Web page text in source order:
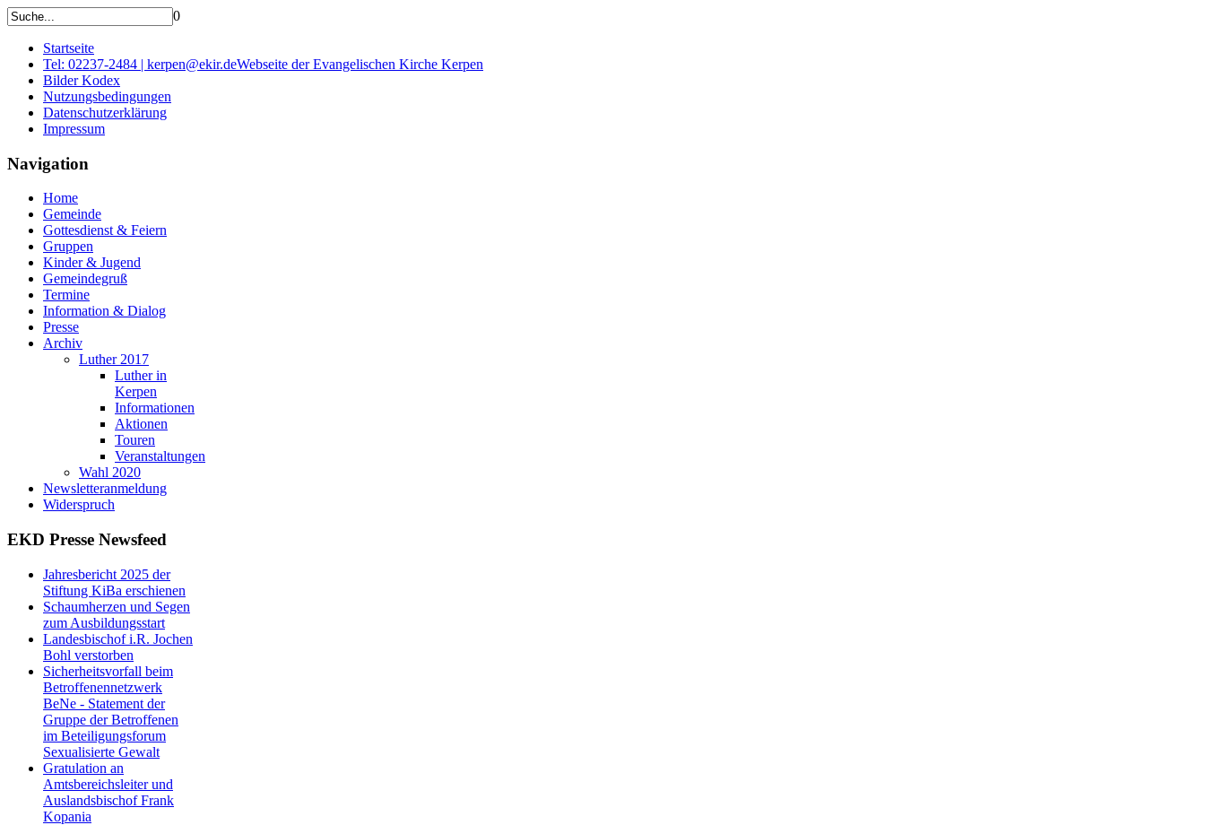
0
Startseite
Tel: 02237-2484 | kerpen@ekir.deWebseite der Evangelischen Kirche Kerpen
Bilder Kodex
Nutzungsbedingungen
Datenschutzerklärung
Impressum
Navigation
Home
Gemeinde
Gottesdienst & Feiern
Gruppen
Kinder & Jugend
Gemeindegruß
Termine
Information & Dialog
Presse
Archiv
Luther 2017
Luther in
Kerpen
Informationen
Aktionen
Touren
Veranstaltungen
Wahl 2020
Newsletteranmeldung
Widerspruch
EKD Presse Newsfeed
Jahresbericht 2025 der
Stiftung KiBa erschienen
Schaumherzen und Segen
zum Ausbildungsstart
Landesbischof i.R. Jochen
Bohl verstorben
Sicherheitsvorfall beim
Betroffenennetzwerk
BeNe - Statement der
Gruppe der Betroffenen
im Beteiligungsforum
Sexualisierte Gewalt
Gratulation an
Amtsbereichsleiter und
Auslandsbischof Frank
Kopania